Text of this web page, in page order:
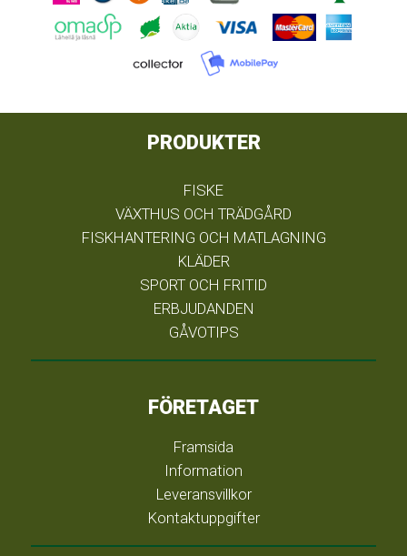
PRODUKTER
FISKE
VÄXTHUS OCH TRÄDGÅRD
FISKHANTERING OCH MATLAGNING
KLÄDER
SPORT OCH FRITID
ERBJUDANDEN
GÅVOTIPS
FÖRETAGET
Framsida
Information
Leveransvillkor
Kontaktuppgifter